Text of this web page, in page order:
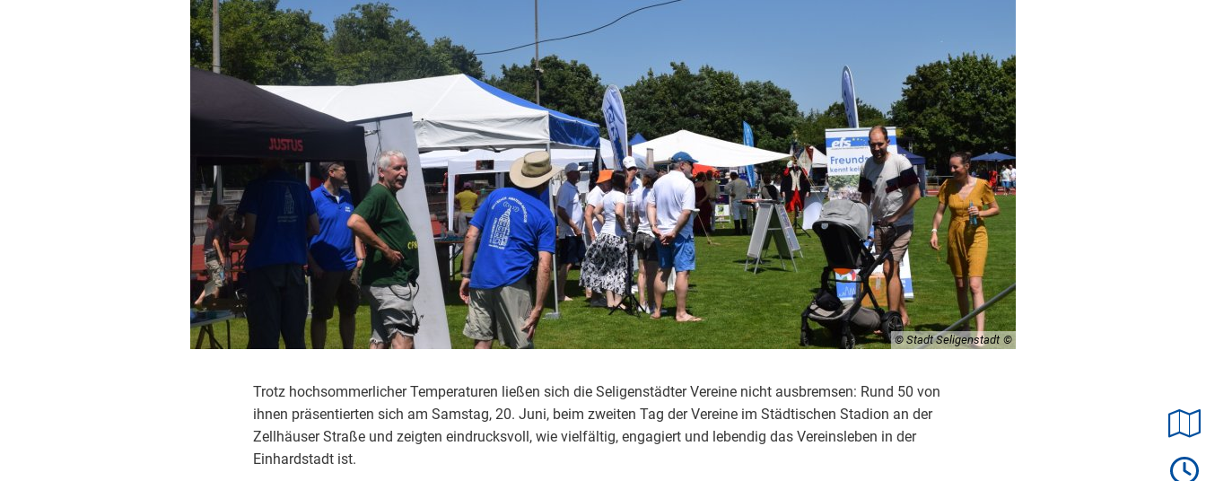
© Stadt Seligenstadt
Trotz hochsommerlicher Temperaturen ließen sich die Seligenstädter Vereine nicht ausbremsen: Rund 50 von
ihnen präsentierten sich am Samstag, 20. Juni, beim zweiten Tag der Vereine im Städtischen Stadion an der
Zellhäuser Straße und zeigten eindrucksvoll, wie vielfältig, engagiert und lebendig das Vereinsleben in der
Einhardstadt ist.